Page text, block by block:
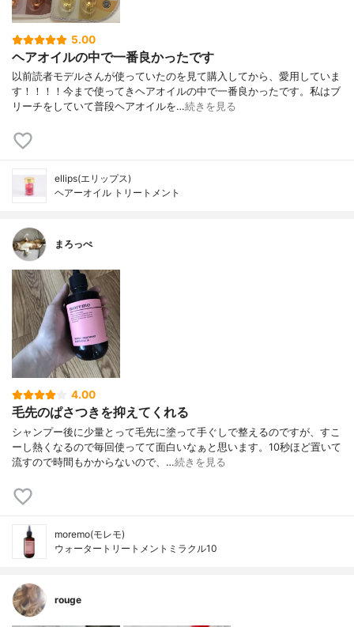
5.00
ヘアオイルの中で一番良かったです
以前読者モデルさんが使っていたのを見て購入してから、愛用していま
す！！！！今まで使ってきヘアオイルの中で一番良かったです。私はブ
リーチをしていて普段ヘアオイルを…続きを見る
ellips(エリップス)
ヘアーオイル トリートメント
まろっぺ
4.00
毛先のぱさつきを抑えてくれる
シャンプー後に少量とって毛先に塗って手ぐしで整えるのですが、すこ
ーし熱くなるので毎回使ってて面白いなぁと思います。10秒ほど置いて
流すので時間もかからないので、…続きを見る
moremo(モレモ)
ウォータートリートメントミラクル10
rouge